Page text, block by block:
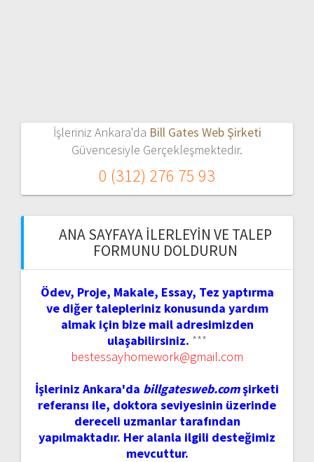
İşleriniz Ankara'da Bill Gates Web Şirketi
Güvencesiyle Gerçekleşmektedir.
0 (312) 276 75 93
ANA SAYFAYA İLERLEYIN VE TALEP
FORMUNU DOLDURUN
Ödev, Proje, Makale, Essay, Tez yaptırma
ve diğer talepleriniz konusunda yardım
almak için bize mail adresimizden
ulaşabilirsiniz. ***
bestessayhomework@gmail.com
İşleriniz Ankara'da billgatesweb.comşirketi
referansı ile, doktora seviyesinin üzerinde
dereceli uzmanlar tarafından
yapılmaktadır. Her alanla ilgili desteğimiz
mevcuttur.